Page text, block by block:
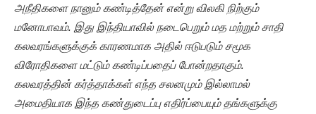
அநீதிகளை நானும் கண்டித்தேன் என்று விலகி நிற்கும்
மனோபாவம். இது இந்தியாவில் நடைபெறும் மத மற்றும் சாதி
கலவரங்களுக்குக் காரணமாக அதில் ஈடுபடும் சமூக
விரோதிகளை மட்டும் கண்டிப்பதைப் போன்றதாகும்.
கலவரத்தின் கர்த்தாக்கள் எந்த சலனமும் இல்லாமல்
அமைதியாக இந்த கண்துடைப்பு எதிர்ப்பையும் தங்களுக்கு